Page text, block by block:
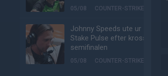
05/08 COUNTER-STRIKE
Johnny Speeds ute ur
Stake Pulse efter kross i
semifinalen
05/08 COUNTER-STRIKE